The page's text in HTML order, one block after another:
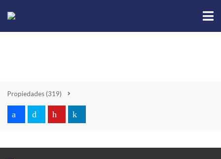
Propiedades(319)